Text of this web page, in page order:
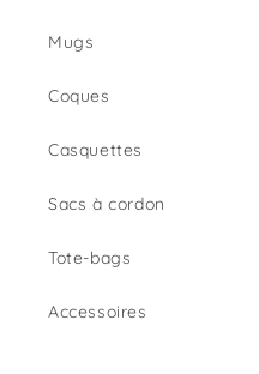
Mugs
Coques
Casquettes
Sacs à cordon
Tote-bags
Accessoires